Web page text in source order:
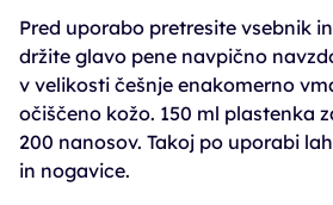
Pred uporabo pretresite vsebnik
držite glavo pene navpično
v velikosti češnje enakomerno
očiščeno kožo. 150 ml plastenka
200 nanosov. Takoj po uporabi
in nogavice.